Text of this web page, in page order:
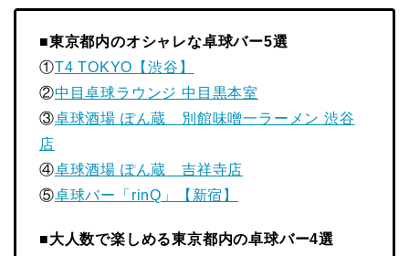
■東京都内のオシャレな卓球バー5選
①T4 TOKYO【渋谷】
②中目卓球ラウンジ 中目黒本室
③卓球酒場 ぽん蔵 別館味噌一ラーメン 渋谷
店
④卓球酒場 ぽん蔵 吉祥寺店
⑤卓球バー「rinQ」【新宿】
■大人数で楽しめる東京都内の卓球バー4選